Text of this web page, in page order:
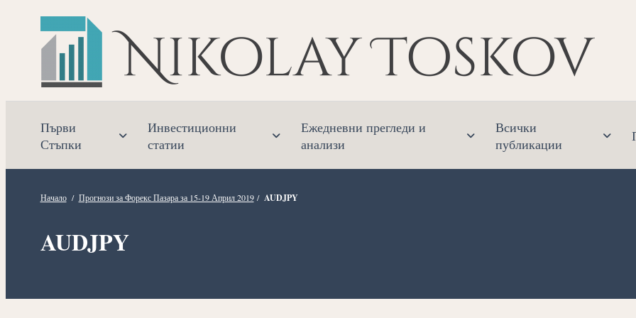
Прескочете
съдържанието
Първи
Стъпки
Инвестиционни
статии
Ежедневни прегледи и
анализи
Всички
публикации
Начало / Прогнози за Форекс Пазара за 15-19 Април 2019/ AUDJPY
AUDJPY